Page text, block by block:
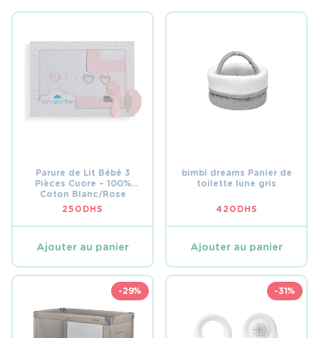
Parure de Lit Bébé 3
Pièces Cuore – 100%
Coton Blanc/Rose
250 DHS
Ajouter au panier
bimbi dreams Panier de
toilette lune gris
420 DHS
Ajouter au panier
-29% -31%